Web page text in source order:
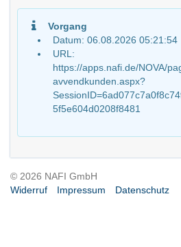
Vorgang
Datum: 06.08.2026 05:21:54
URL:
https://apps.nafi.de/NOVA/
avvendkunden.aspx?
5f5e604d0208f8481
© 2026 NAFI GmbH
Widerruf
Impressum Datenschutz